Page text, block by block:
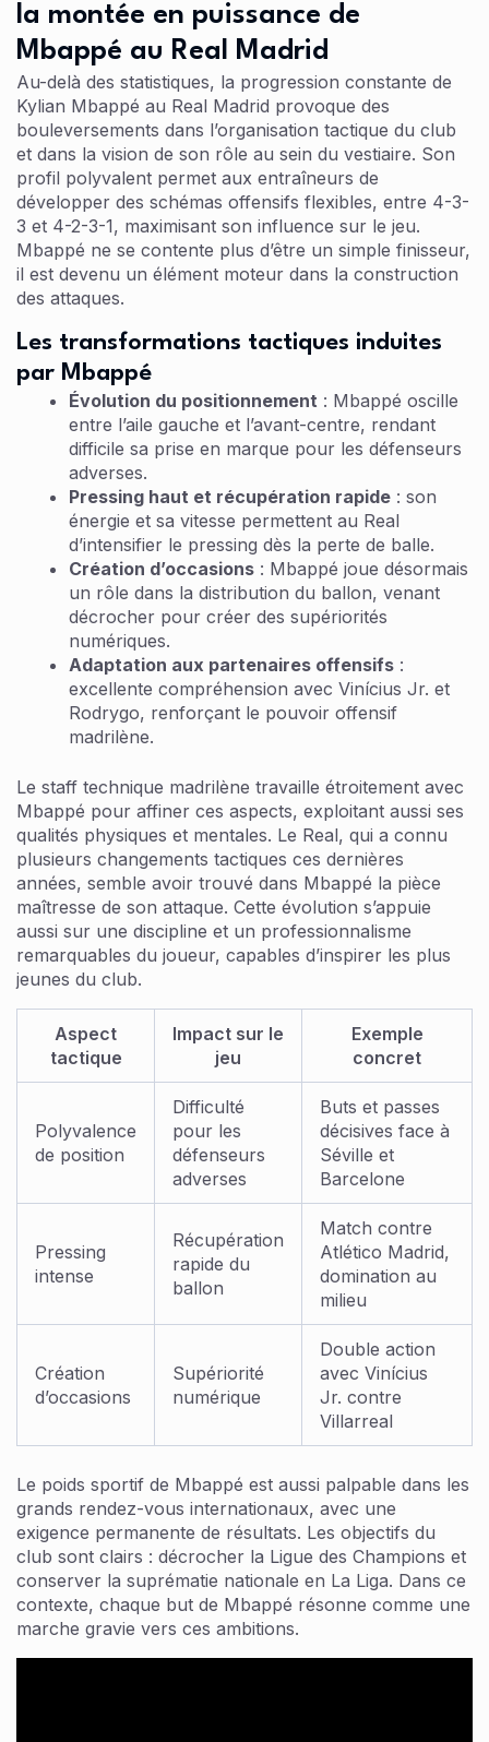
la montée en puissance de
Mbappé au Real Madrid
Au-delà des statistiques, la progression constante de
Kylian Mbappé au Real Madrid provoque des
bouleversements dans l’organisation tactique du club
et dans la vision de son rôle au sein du vestiaire. Son
profil polyvalent permet aux entraîneurs de
développer des schémas offensifs flexibles, entre 4-3-
3 et 4-2-3-1, maximisant son influence sur le jeu.
Mbappé ne se contente plus d’être un simple finisseur,
il est devenu un élément moteur dans la construction
des attaques.
Les transformations tactiques induites
par Mbappé
Évolution du positionnement : Mbappé oscille
entre l’aile gauche et l’avant-centre, rendant
difficile sa prise en marque pour les défenseurs
adverses.
Pressing haut et récupération rapide : son
énergie et sa vitesse permettent au Real
d’intensifier le pressing dès la perte de balle.
Création d’occasions : Mbappé joue désormais
un rôle dans la distribution du ballon, venant
décrocher pour créer des supériorités
numériques.
Adaptation aux partenaires offensifs :
excellente compréhension avec Vinícius Jr. et
Rodrygo, renforçant le pouvoir offensif
madrilène.
Le staff technique madrilène travaille étroitement avec
Mbappé pour affiner ces aspects, exploitant aussi ses
qualités physiques et mentales. Le Real, qui a connu
plusieurs changements tactiques ces dernières
années, semble avoir trouvé dans Mbappé la pièce
maîtresse de son attaque. Cette évolution s’appuie
aussi sur une discipline et un professionnalisme
remarquables du joueur, capables d’inspirer les plus
jeunes du club.
Aspect
tactique
Impact sur le
jeu
Exemple
concret
Polyvalence
de position
Difficulté
pour les
défenseurs
adverses
Buts et passes
décisives face à
Séville et
Barcelone
Pressing
intense
Récupération
rapide du
ballon
Match contre
Atlético Madrid,
domination au
milieu
Création
d’occasions
Supériorité
numérique
Double action
avec Vinícius
Jr. contre
Villarreal
Le poids sportif de Mbappé est aussi palpable dans les
grands rendez-vous internationaux, avec une
exigence permanente de résultats. Les objectifs du
club sont clairs : décrocher la Ligue des Champions et
conserver la suprématie nationale en La Liga. Dans ce
contexte, chaque but de Mbappé résonne comme une
marche gravie vers ces ambitions.